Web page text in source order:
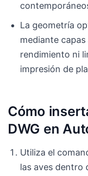
La geometría
mediante
rendimiento ni
impresión de
Cómo
DWG en
Utiliza el
las aves dentro